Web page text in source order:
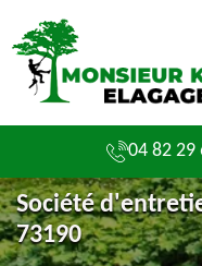
04 82 29
Société
73190